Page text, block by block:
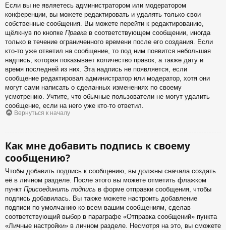
Если вы не являетесь администратором или модератором
конференции, вы можете редактировать и удалять только свои
собственные сообщения. Вы можете перейти к редактированию,
щёлкнув по кнопке Правка в соответствующем сообщении, иногда
только в течение ограниченного времени после его создания. Если
кто-то уже ответил на сообщение, то под ним появится небольшая
надпись, которая показывает количество правок, а также дату и
время последней из них. Эта надпись не появляется, если
сообщение редактировал администратор или модератор, хотя они
могут сами написать о сделанных изменениях по своему
усмотрению. Учтите, что обычные пользователи не могут удалить
сообщение, если на него уже кто-то ответил.
Вернуться к началу
Как мне добавить подпись к своему
сообщению?
Чтобы добавить подпись к сообщению, вы должны сначала создать
её в личном разделе. После этого вы можете отметить флажком
пункт Присоединить подпись в форме отправки сообщения, чтобы
подпись добавилась. Вы также можете настроить добавление
подписи по умолчанию ко всем вашим сообщениям, сделав
соответствующий выбор в параграфе «Отправка сообщений» пункта
«Личные настройки» в личном разделе. Несмотря на это, вы сможете